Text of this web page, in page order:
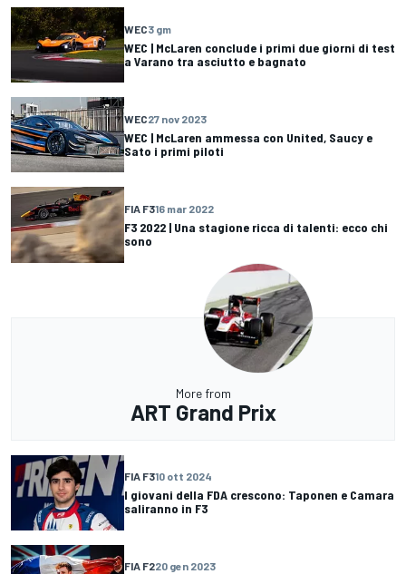
WEC3 gm
WEC | McLaren conclude i primi due giorni di test
a Varano tra asciutto e bagnato
WEC27 nov 2023
WEC | McLaren ammessa con United, Saucy e
Sato i primi piloti
FIA F316 mar 2022
F3 2022 | Una stagione ricca di talenti: ecco chi
sono
More from
ART Grand Prix
FIA F310 ott 2024
I giovani della FDA crescono: Taponen e Camara
saliranno in F3
FIA F220 gen 2023